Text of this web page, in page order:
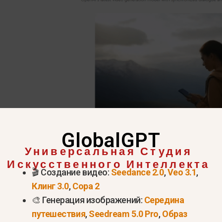
Попробуйте Sora 2 Pro прямо сейчас >
не доступна в
GlobalGPT
Универсальная Студия
Искусственного Интеллекта
🎬 Создание видео: Seedance 2.0,Veo 3.1,
Клинг 3.0,Сора 2
🎨 Генерация изображений: Середина
путешествия,Seedream 5.0 Pro,Образ